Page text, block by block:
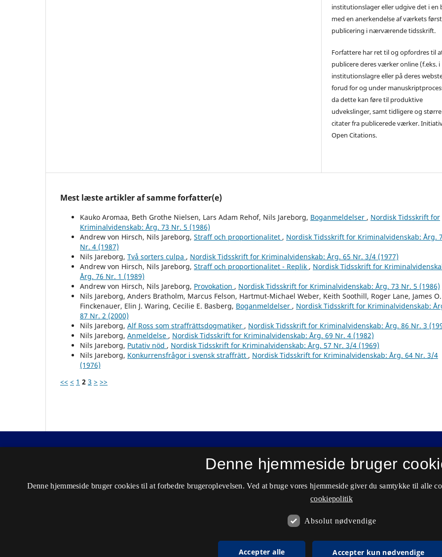
institutionslager eller udgive det i en
med en anerkendelse af værkets
publicering i nærværende tidsskrift.
Forfattere har ret til og opfordres til
publicere deres værker online (f.eks. i
institutionslagre eller på deres
forud for og under
da dette kan føre til produktive
udvekslinger, samt tidligere og større
citater fra publicerede værker.
Open Citations.
Mest læste artikler af samme forfatter(e)
Kauko Aromaa, Beth Grothe Nielsen, Lars Adam Rehof, Nils Jareborg, Boganmeldelser , Nordisk Tidsskrift for
Kriminalvidenskab: Årg. 73 Nr. 5 (1986)
Andrew von Hirsch, Nils Jareborg, Straff och proportionalitet , Nordisk Tidsskrift for Kriminalvidenskab: Årg.
Nr. 4 (1987)
Nils Jareborg, Två sorters culpa , Nordisk Tidsskrift for Kriminalvidenskab: Årg. 65 Nr. 3/4 (1977)
Andrew von Hirsch, Nils Jareborg, Straff och proportionalitet - Replik , Nordisk Tidsskrift for
Årg. 76 Nr. 1 (1989)
Andrew von Hirsch, Nils Jareborg, Provokation , Nordisk Tidsskrift for Kriminalvidenskab: Årg. 73 Nr. 5 (1986)
Nils Jareborg, Anders Bratholm, Marcus Felson, Hartmut-Michael Weber, Keith Soothill, Roger Lane, James O.
Finckenauer, Elin J. Waring, Cecilie E. Basberg, Boganmeldelser , Nordisk Tidsskrift for Kriminalvidenskab:
87 Nr. 2 (2000)
Nils Jareborg, Alf Ross som straffrättsdogmatiker , Nordisk Tidsskrift for Kriminalvidenskab: Årg. 86 Nr. 3
Nils Jareborg, Anmeldelse , Nordisk Tidsskrift for Kriminalvidenskab: Årg. 69 Nr. 4 (1982)
Nils Jareborg, Putativ nöd , Nordisk Tidsskrift for Kriminalvidenskab: Årg. 57 Nr. 3/4 (1969)
Nils Jareborg, Konkurrensfrågor i svensk straffrätt , Nordisk Tidsskrift for Kriminalvidenskab: Årg. 64 Nr. 3/4
(1976)
<< < 1 2 3 > >>
Nordisk Tidsskrift for Kriminalvidenskab
ISSN 2446-3051 (Online)
Denne hjemmeside bruger
Denne hjemmeside bruger cookies til at forbedre brugeroplevelsen. Ved at bruge vores hjemmeside giver du samtykke til alle
cookiepolitik
Absolut nødvendige
Accepter alle Accepter kun nødvendige